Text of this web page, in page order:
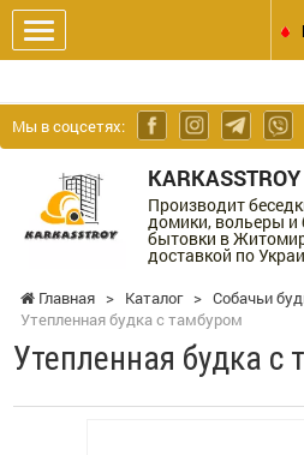
Мы в соцсетях:
KARKASSTROY
Производит
домики, вольеры и
бытовки в
доставкой по
Главная > Каталог > Собачьи
Утепленная будка с тамбуром
Утепленная будка с